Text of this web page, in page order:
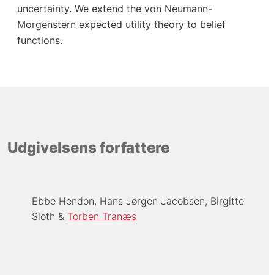
uncertainty. We extend the von Neumann-
Morgenstern expected utility theory to belief
functions.
Udgivelsens forfattere
Ebbe Hendon Hans Jørgen Jacobsen Birgitte
Sloth
Torben Tranæs